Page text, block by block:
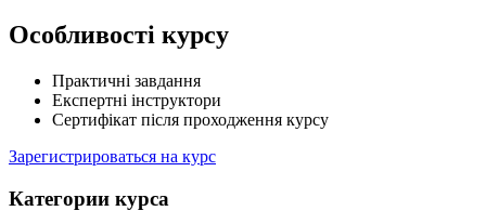
Особливості курсу
Практичні завдання
Експертні інструктори
Сертифікат після проходження курсу
Зарегистрироваться на курс
Категории курса